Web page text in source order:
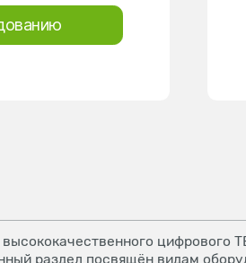
цифрового
раздел посвящён видам